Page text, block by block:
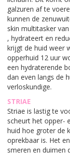
galzuren af te
kunnen de
skin multitasker
, hydrateert en
krijgt de huid weer
opperhuid 12 uur
een hydraterende
dan even langs de
verloskundige.
STRIAE
Striae is lastig te
scheurt het opper-
huid hoe groter de
oprekbaar is. Het
smeren en duimen